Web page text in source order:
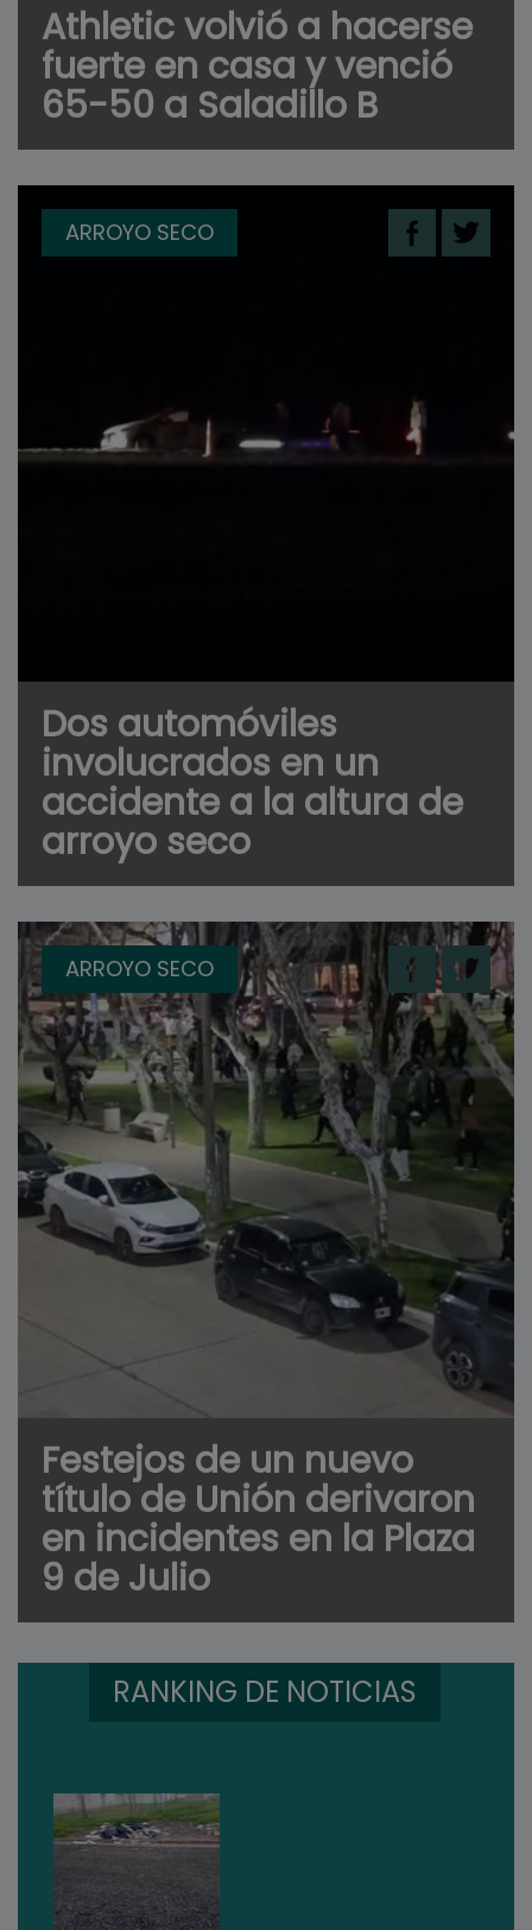
Athletic volvió a hacerse
fuerte en casa y venció
65-50 a Saladillo B
ARROYO SECO
Dos automóviles
involucrados en un
accidente a la altura de
arroyo seco
ARROYO SECO
Festejos de un nuevo
título de Unión derivaron
en incidentes en la Plaza
9 de Julio
RANKING DE NOTICIAS